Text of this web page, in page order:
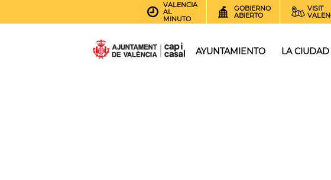
VALENCIA
AL
MINUTO
GOBIERNO
ABIERTO
VISIT
AYUNTAMIENTO LA CIUDAD